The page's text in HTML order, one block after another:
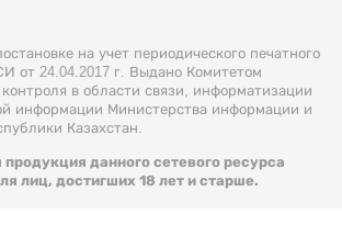
на учет периодического печатного
от 24.04.2017 г. Выдано Комитетом
контроля в области связи, информатизации
информации Министерства информации и
Казахстан.
данного сетевого ресурса
лиц, достигших 18 лет и старше.